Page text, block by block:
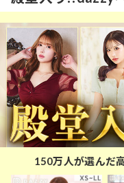
150万人が選んだ